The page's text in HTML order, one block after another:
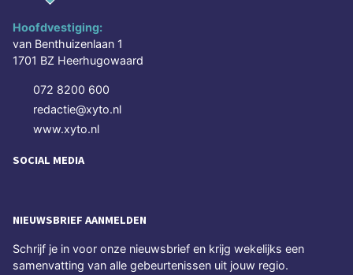
Hoofdvestiging:
van Benthuizenlaan 1
1701 BZ Heerhugowaard
072 8200 600
redactie@xyto.nl
www.xyto.nl
SOCIAL MEDIA
NIEUWSBRIEF AANMELDEN
Schrijf je in voor onze nieuwsbrief en krijg wekelijks een
samenvatting van alle gebeurtenissen uit jouw regio.